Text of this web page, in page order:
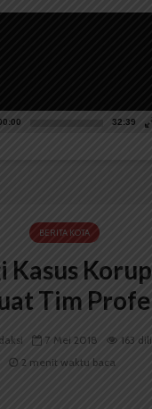
32:39
BERITA KOTA
Kasus
Tim
7 Mei 2018
163
2 menit waktu baca